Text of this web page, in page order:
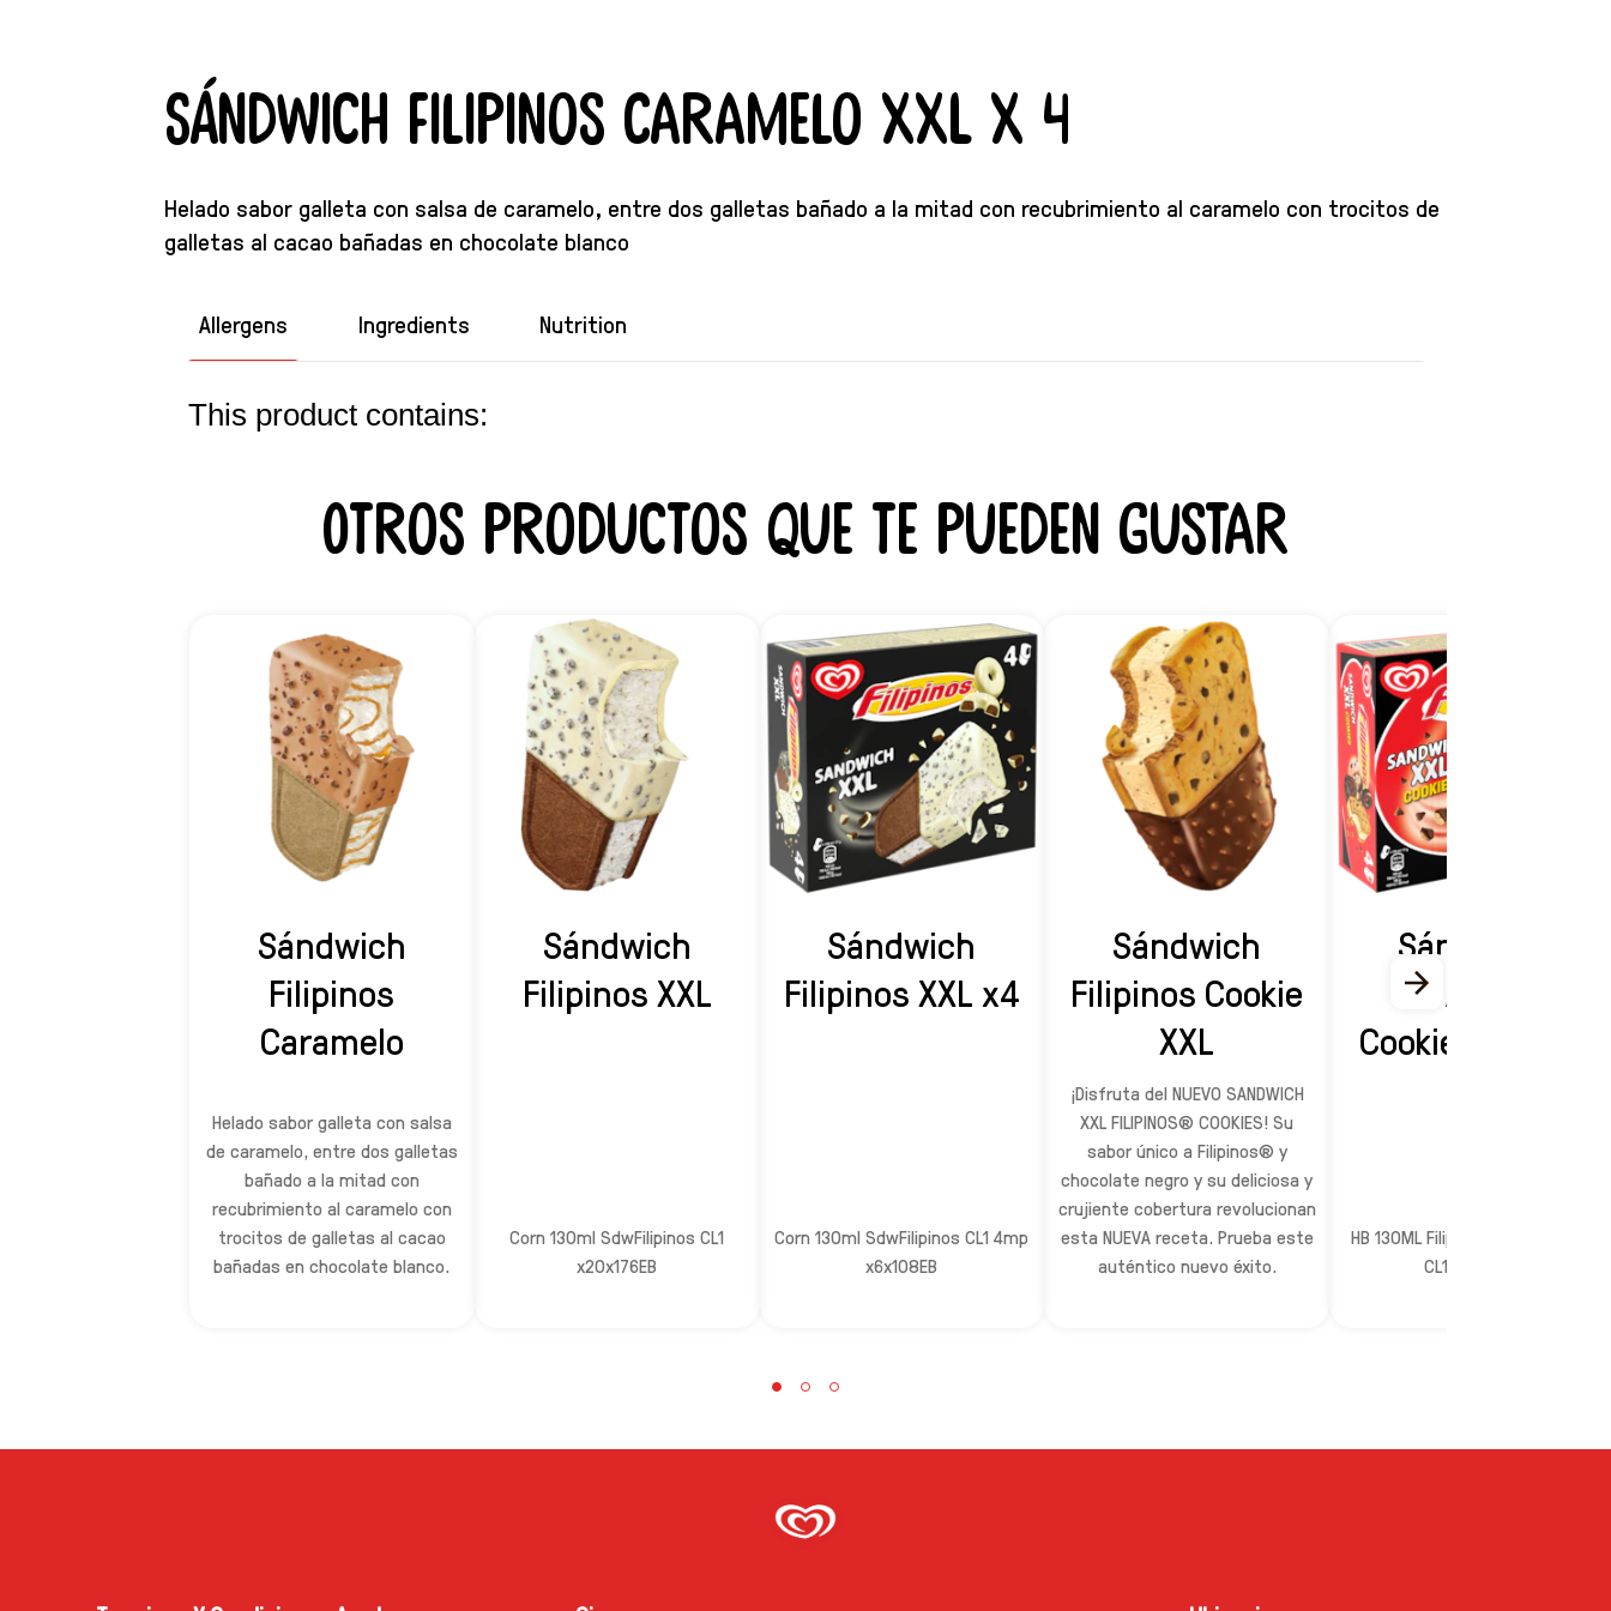
Sándwich Filipinos Caramelo XXL X 4
Helado sabor galleta con salsa de caramelo, entre dos galletas bañado a la mitad con recubrimiento al caramelo con trocitos de
galletas al cacao bañadas en chocolate blanco
Allergens Ingredients Nutrition
This product contains:
Otros productos que te pueden gustar
Sándwich
Filipinos
Caramelo
Helado sabor galleta con salsa
de caramelo, entre dos galletas
bañado a la mitad con
recubrimiento al caramelo con
trocitos de galletas al cacao
bañadas en chocolate blanco.
Sándwich
Filipinos XXL
Corn 130ml SdwFilipinos CL1
x20x176EB
Sándwich
Filipinos XXL x4
Corn 130ml SdwFilipinos CL1 4mp
x6x108EB
Sándwich
Filipinos Cookie
XXL
¡Disfruta del NUEVO SANDWICH
XXL FILIPINOS® COOKIES! Su
sabor único a Filipinos® y
chocolate negro y su deliciosa y
crujiente cobertura revolucionan
esta NUEVA receta. Prueba este
auténtico nuevo éxito.
Sándwich
Filipinos
Cookies XXL x4
HB 130ML FilipSwdCookXXL 4mp
CL1x6x108EB